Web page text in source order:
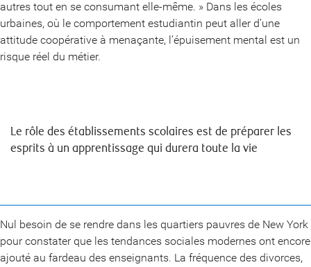
autres tout en se consumant elle-même. » Dans les écoles
urbaines, où le comportement estudiantin peut aller d’une
attitude coopérative à menaçante, l’épuisement mental est un
risque réel du métier.
Le rôle des établissements scolaires est de préparer les
esprits à un apprentissage qui durera toute la vie
Nul besoin de se rendre dans les quartiers pauvres de New York
pour constater que les tendances sociales modernes ont encore
ajouté au fardeau des enseignants. La fréquence des divorces,